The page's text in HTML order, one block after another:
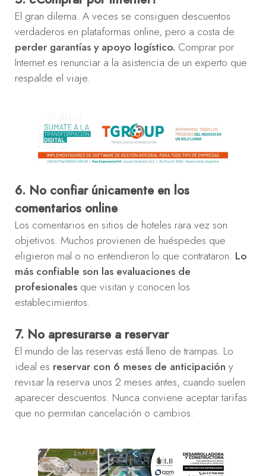
El gran dilema. A veces se consiguen descuentos
verdaderos en plataformas online, pero a costa de
perder garantías y apoyo logístico. Comprar por
Internet es renunciar a la asistencia de un experto que
respalde el viaje.
6. No confiar únicamente en los
comentarios online
Los comentarios en sitios de hoteles rara vez son
objetivos. Muchos provienen de huéspedes que
eligieron mal o no entendieron lo que contrataron. Lo
más confiable son las evaluaciones de
profesionales que visitan y conocen los
establecimientos.
7. No apresurarse a reservar
El mundo de las reservas está lleno de trampas. Lo
ideal es reservar con 6 meses de anticipación y
revisar la reserva unos 2 meses antes, cuando suelen
aparecer descuentos. Nunca conviene aceptar tarifas
que no permitan cancelación o cambios.